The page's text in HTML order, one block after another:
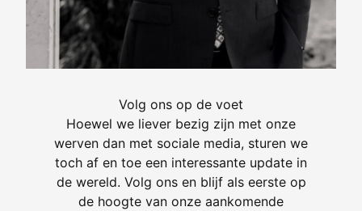
Volg ons op de voet
Hoewel we liever bezig zijn met onze
werven dan met sociale media, sturen we
toch af en toe een interessante update in
de wereld. Volg ons en blijf als eerste op
de hoogte van onze aankomende